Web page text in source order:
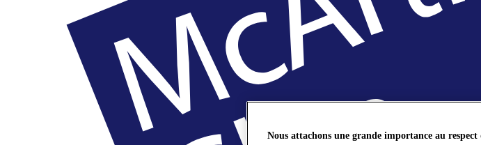
Nous attachons une grande importance au